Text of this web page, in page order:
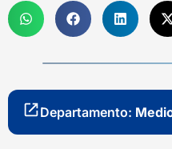
Departamento: